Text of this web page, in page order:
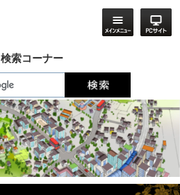
検索コーナー